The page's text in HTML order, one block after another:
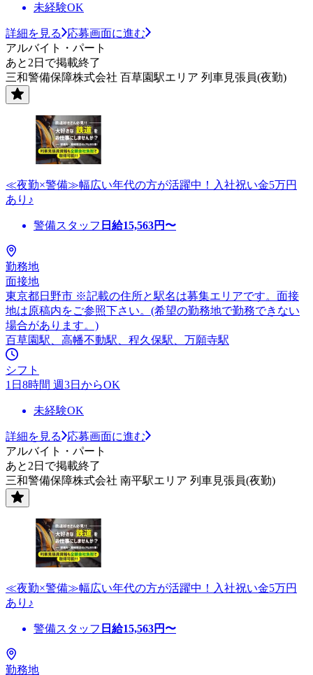
未経験OK
詳細を見る
応募画面に進む
アルバイト・パート
あと2日で掲載終了
三和警備保障株式会社 百草園駅エリア 列車見張員(夜勤)
≪夜勤×警備≫幅広い年代の方が活躍中！入社祝い金5万円
あり♪
警備スタッフ 日給15,563円〜
勤務地
面接地
東京都日野市 ※記載の住所と駅名は募集エリアです。面接
地は原稿内をご参照下さい。(希望の勤務地で勤務できない
場合があります。)
百草園駅、高幡不動駅、程久保駅、万願寺駅
シフト
1日8時間 週3日からOK
未経験OK
詳細を見る
応募画面に進む
アルバイト・パート
あと2日で掲載終了
三和警備保障株式会社 南平駅エリア 列車見張員(夜勤)
≪夜勤×警備≫幅広い年代の方が活躍中！入社祝い金5万円
あり♪
警備スタッフ 日給15,563円〜
勤務地